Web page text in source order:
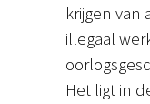
krijgen van
illegaal
Het ligt in